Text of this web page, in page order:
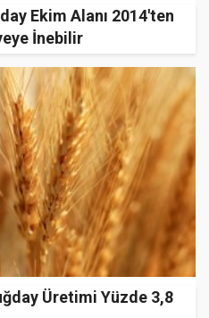
Ekim Alanı 2014'ten
İnebilir
Üretimi Yüzde 3,8